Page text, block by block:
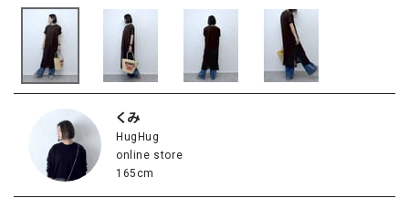
くみ
HugHug
online store
165cm